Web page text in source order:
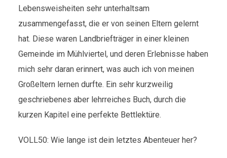
Lebensweisheiten sehr unterhaltsam
zusammengefasst, die er von seinen Eltern gelernt
hat. Diese waren Landbriefträger in einer kleinen
Gemeinde im Mühlviertel, und deren Erlebnisse haben
mich sehr daran erinnert, was auch ich von meinen
Großeltern lernen durfte. Ein sehr kurzweilig
geschriebenes aber lehrreiches Buch, durch die
kurzen Kapitel eine perfekte Bettlektüre.
VOLL50: Wie lange ist dein letztes Abenteuer her?